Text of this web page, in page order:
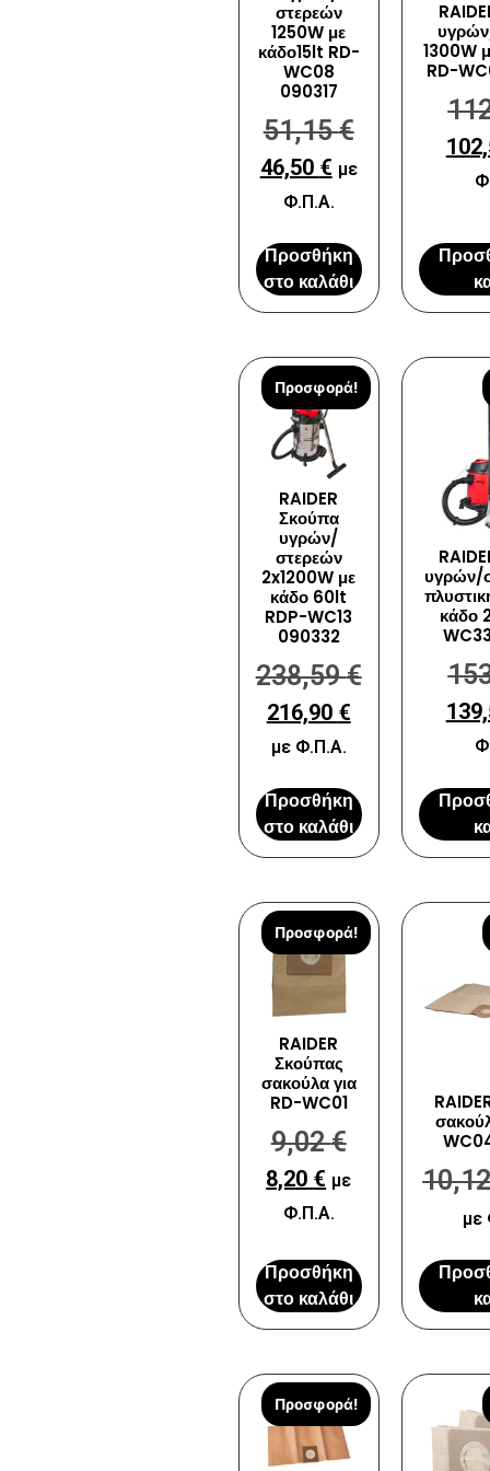
στερεών
1250W με
κάδο15lt RD-
WC08
090317
51,15€
46,50 € με
Φ.Π.Α.
Προσθήκη
στο καλάθι
1300W
RD-
Προσφορά!
RAIDER
Σκούπα
υγρών/
στερεών
2x1200W με
κάδο 60lt
RDP-WC13
090332
238,59€
216,90 €
με Φ.Π.Α.
Προσθήκη
στο καλάθι
υγρών/
κάδο
Προσφορά!
RAIDER
Σκούπας
σακούλα για
RD-WC01
9,02€
8,20 € με
Φ.Π.Α.
Προσθήκη
στο καλάθι
με
Προσφορά!